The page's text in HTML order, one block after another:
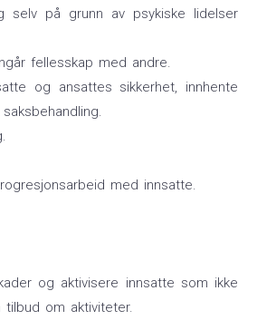
selv på grunn av psykiske lidelser
fellesskap med andre.
og ansattes sikkerhet, innhente
med innsatte.
og aktivisere innsatte som ikke
om aktiviteter.